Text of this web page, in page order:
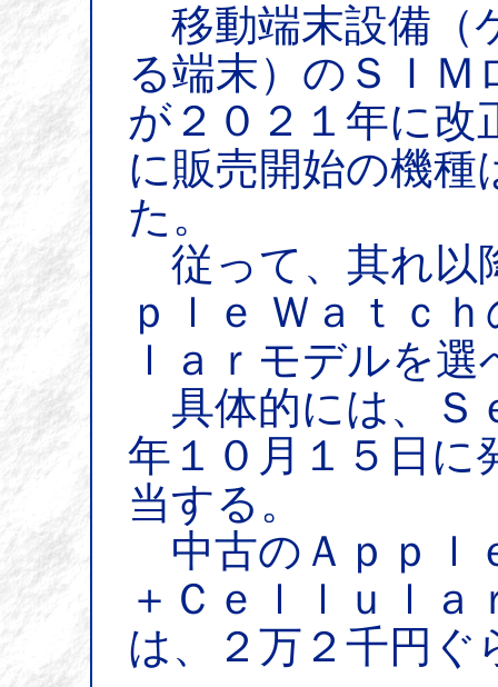
移動端末設備（
る端末）のＳＩ
が２０２１年に改
に販売開始の機
た。
従って、其れ以
ｐｌｅ Ｗａｔｃ
ｌａｒモデルを
具体的には、Ｓ
年１０月１５日に
当する。
中古のＡｐｐｌ
＋Ｃｅｌｌｕｌ
は、２万２千円ぐ